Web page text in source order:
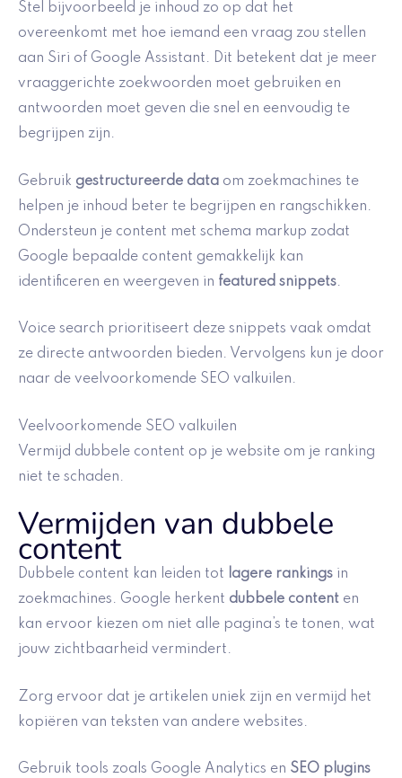
Stel bijvoorbeeld je inhoud zo op dat het
overeenkomt met hoe iemand een vraag zou stellen
aan Siri of Google Assistant. Dit betekent dat je meer
vraaggerichte zoekwoorden moet gebruiken en
antwoorden moet geven die snel en eenvoudig te
begrijpen zijn.
Gebruik gestructureerde data om zoekmachines te
helpen je inhoud beter te begrijpen en rangschikken.
Ondersteun je content met schema markup zodat
Google bepaalde content gemakkelijk kan
identificeren en weergeven in featured snippets.
Voice search prioritiseert deze snippets vaak omdat
ze directe antwoorden bieden. Vervolgens kun je door
naar de veelvoorkomende SEO valkuilen.
Veelvoorkomende SEO valkuilen
Vermijd dubbele content op je website om je ranking
niet te schaden.
Vermijden van dubbele
content
Dubbele content kan leiden tot lagere rankings in
zoekmachines. Google herkent dubbele content en
kan ervoor kiezen om niet alle pagina’s te tonen, wat
jouw zichtbaarheid vermindert.
Zorg ervoor dat je artikelen uniek zijn en vermijd het
kopiëren van teksten van andere websites.
Gebruik tools zoals Google Analytics en SEO plugins